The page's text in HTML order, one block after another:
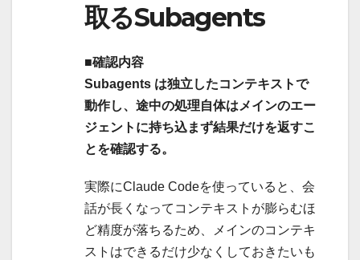
取るSubagents
■確認内容
Subagents は独立したコンテキストで
動作し、途中の処理自体はメインのエー
ジェントに持ち込まず結果だけを返すこ
とを確認する。
実際にClaude Codeを使っていると、会
話が長くなってコンテキストが膨らむほ
ど精度が落ちるため、メインのコンテキ
ストはできるだけ少なくしておきたいも